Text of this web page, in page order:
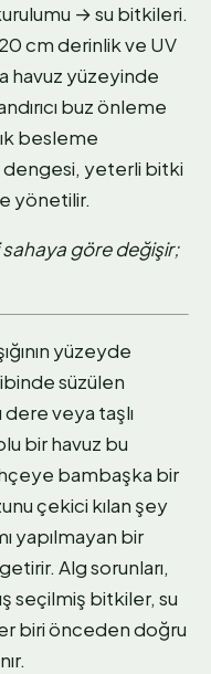
→ su bitkileri.
cm derinlik ve UV
havuz yüzeyinde
buz önleme
besleme
dengesi, yeterli bitki
yönetilir.
göre değişir;
yüzeyde
süzülen
veya taşlı
bir havuz bu
bambaşka bir
çekici kılan şey
yapılmayan bir
Alg sorunları,
seçilmiş bitkiler, su
biri önceden doğru